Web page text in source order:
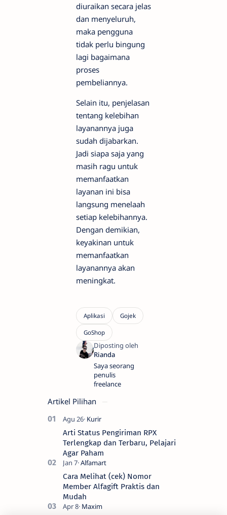
diuraikan secara jelas
dan menyeluruh,
maka pengguna
tidak perlu bingung
lagi bagaimana
proses
pembeliannya.
Selain itu, penjelasan
tentang kelebihan
layanannya juga
sudah dijabarkan.
Jadi siapa saja yang
masih ragu untuk
memanfaatkan
layanan ini bisa
langsung menelaah
setiap kelebihannya.
Dengan demikian,
keyakinan untuk
memanfaatkan
layanannya akan
meningkat.
Saya seorang
penulis
freelance
Artikel Pilihan
Arti Status Pengiriman RPX
Terlengkap dan Terbaru, Pelajari
Agar Paham
Cara Melihat (cek) Nomor
Member Alfagift Praktis dan
Mudah